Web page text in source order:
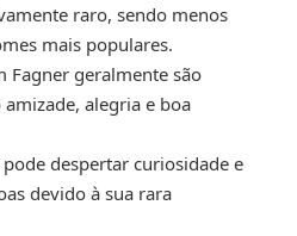
raro, sendo menos
mais populares.
Fagner geralmente são
alegria e boa
despertar curiosidade e
devido à sua rara